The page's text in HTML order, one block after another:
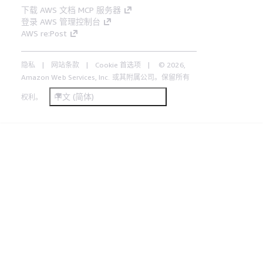
下载 AWS 文档 MCP 服务器
登录 AWS 管理控制台
AWS re:Post
隐私 网站条款 Cookie 首选项
© 2026,
Amazon Web Services, Inc. 或其附属公司。保留所有
权利。 中文 (简体)